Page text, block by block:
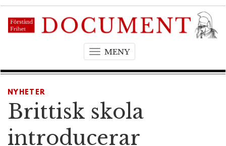
MENYT
g
l
e
a
NYHETER
Brittisk skola
introducerar